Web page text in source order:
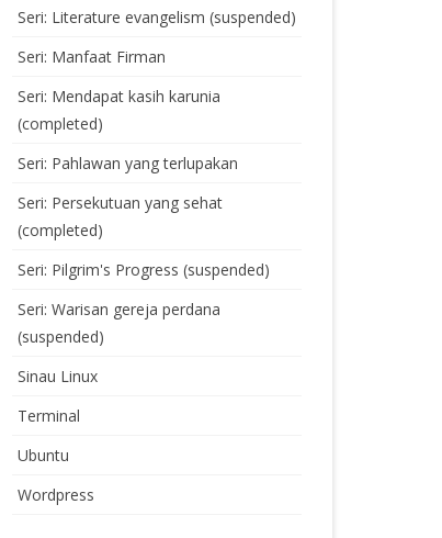
Seri: Literature evangelism (suspended)
Seri: Manfaat Firman
Seri: Mendapat kasih karunia
(completed)
Seri: Pahlawan yang terlupakan
Seri: Persekutuan yang sehat
(completed)
Seri: Pilgrim's Progress (suspended)
Seri: Warisan gereja perdana
(suspended)
Sinau Linux
Terminal
Ubuntu
Wordpress